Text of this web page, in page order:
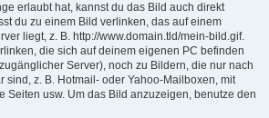
erlaubt hat, kannst du das Bild auch direkt
du zu einem Bild verlinken, das auf einem
liegt, z. B. http://www.domain.tld/mein-bild.gif.
die sich auf deinem eigenen PC befinden
Server), noch zu Bildern, die nur nach
sind, z. B. Hotmail- oder Yahoo-Mailboxen, mit
Seiten usw. Um das Bild anzuzeigen, benutze den